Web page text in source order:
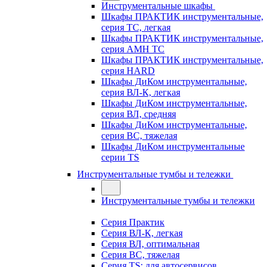
Инструментальные шкафы
Шкафы ПРАКТИК инструментальные,
серия TC, легкая
Шкафы ПРАКТИК инструментальные,
серия AMH TC
Шкафы ПРАКТИК инструментальные,
серия HARD
Шкафы ДиКом инструментальные,
cерия ВЛ-К, легкая
Шкафы ДиКом инструментальные,
серия ВЛ, средняя
Шкафы ДиКом инструментальные,
серия ВС, тяжелая
Шкафы ДиКом инструментальные
серии TS
Инструментальные тумбы и тележки
Инструментальные тумбы и тележки
Серия Практик
Серия ВЛ-К, легкая
Серия ВЛ, оптимальная
Серия ВС, тяжелая